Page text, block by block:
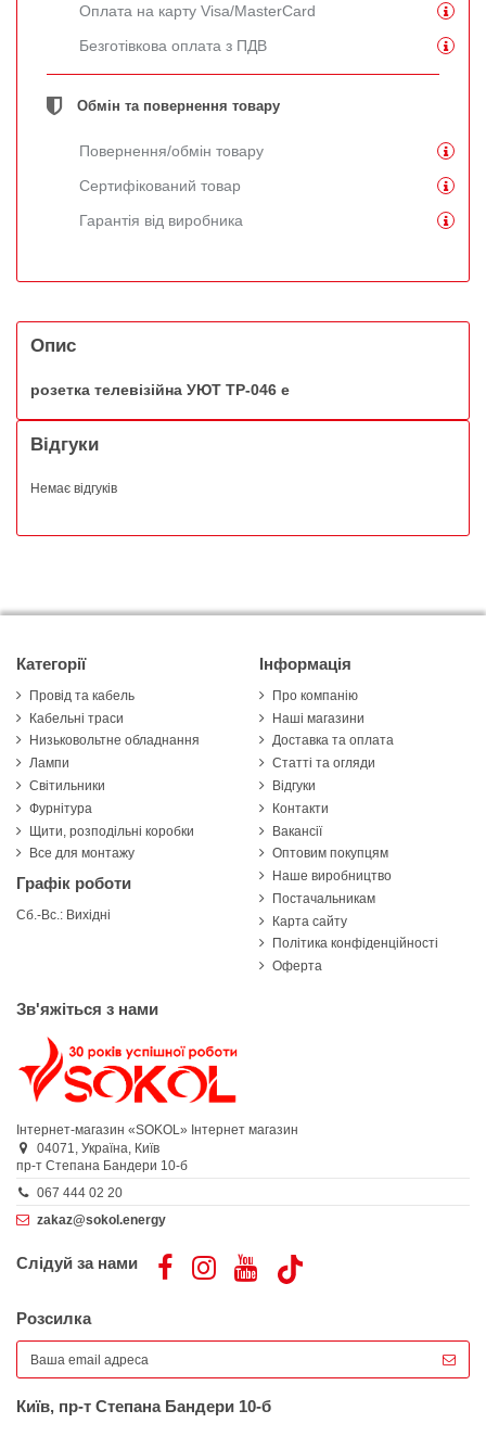
Оплата на карту Visa/MasterCard
Безготівкова оплата з ПДВ
Обмін та повернення товару
Повернення/обмін товару
Сертифікований товар
Гарантія від виробника
Опис
розетка телевізійна УЮТ ТР-046 е
Відгуки
Немає відгуків
Категорії
Провід та кабель
Кабельні траси
Низьковольтне обладнання
Лампи
Світильники
Фурнітура
Щити, розподільні коробки
Все для монтажу
Графік роботи
Сб.-Вс.: Вихідні
Інформація
Про компанію
Наші магазини
Доставка та оплата
Статті та огляди
Відгуки
Контакти
Вакансії
Оптовим покупцям
Наше виробництво
Постачальникам
Карта сайту
Політика конфіденційності
Оферта
Зв'яжіться з нами
Інтернет-магазин «SOKOL» Інтернет магазин
04071, Україна, Київ
пр-т Степана Бандери 10-б
067 444 02 20
zakaz@sokol.energy
Слідуй за нами
Розсилка
Київ, пр-т Степана Бандери 10-б